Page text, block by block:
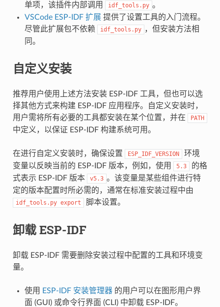
单项，该插件内部调用
idf_tools.py 。
VSCode ESP-IDF 扩展提供了设置工具的入门流程。
尽管此扩展包不依赖
idf_tools.py ，但安装方法相
同。
自定义安装
推荐用户使用上述方法安装 ESP-IDF 工具，但也可以选
择其他方式来构建 ESP-IDF 应用程序。自定义安装时，
用户需将所有必要的工具都安装在某个位置，并在
PATH
中定义，以保证 ESP-IDF 构建系统可用。
在进行自定义安装时，确保设置 ESP_IDF_VERSION
环境
变量以反映当前的 ESP-IDF 版本，例如，使用
5.3
的格
式表示 ESP-IDF 版本
v5.3 。该变量是某些组件进行特
定的版本配置时所必需的，通常在标准安装过程中由
idf_tools.py export 脚本设置。
卸载 ESP-IDF
卸载 ESP-IDF 需要删除安装过程中配置的工具和环境变
量。
使用 ESP-IDF 安装管理器的用户可以在图形用户界
面 (GUI) 或命令行界面 (CLI) 中卸载 ESP-IDF。